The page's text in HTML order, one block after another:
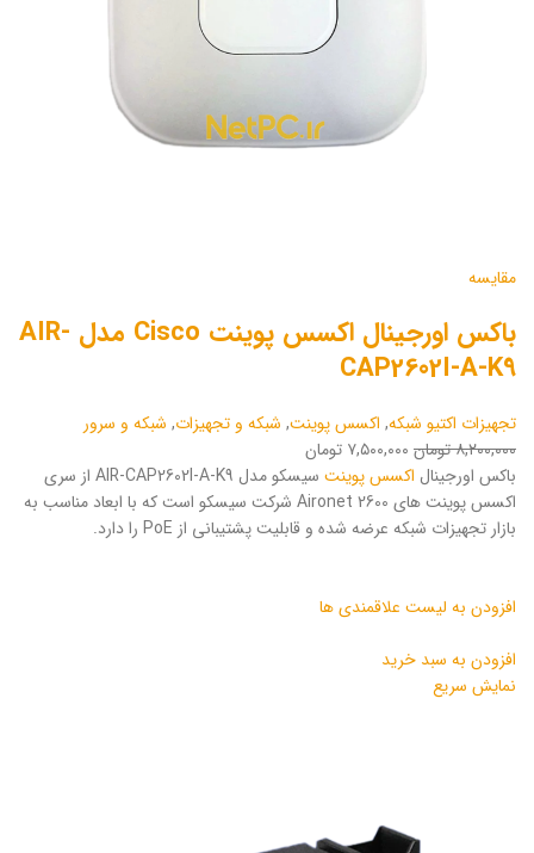
مقایسه
باکس اورجینال اکسس پوینت Cisco مدل AIR-
CAP2602I-A-K9
تجهیزات اکتیو شبکه, اکسس پوینت, شبکه و تجهیزات, شبکه و سرور
۸,۲۰۰,۰۰۰ تومان
۷,۵۰۰,۰۰۰ تومان
باکس اورجینال اکسس پوینت
سیسکو مدل AIR-CAP2602I-A-K9 از سری
اکسس پوینت های Aironet 2600 شرکت سیسکو است که با ابعاد مناسب به
بازار تجهیزات شبکه عرضه شده و قابلیت پشتیبانی از PoE را دارد.
افزودن به لیست علاقمندی ها
افزودن به سبد خرید
نمایش سریع